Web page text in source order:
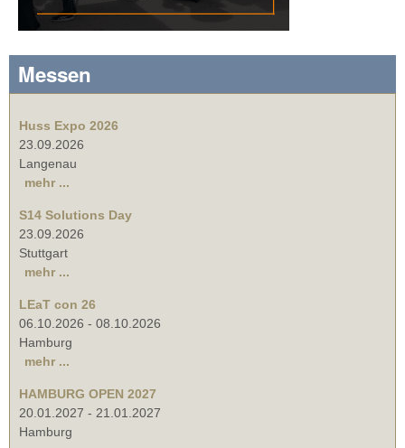
Messen
Huss Expo 2026
23.09.2026
Langenau
mehr ...
S14 Solutions Day
23.09.2026
Stuttgart
mehr ...
LEaT con 26
06.10.2026 - 08.10.2026
Hamburg
mehr ...
HAMBURG OPEN 2027
20.01.2027 - 21.01.2027
Hamburg